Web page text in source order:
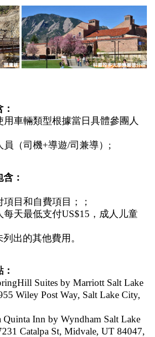
用車輛類型根據當日具體參團人
員（司機+導遊/司兼導）;
：
目和自費項目；；
每天最低支付US$15，成人儿童
出的其他費用。
Suites by Marriott Salt Lake
Wiley Post Way, Salt Lake City,
Inn by Wyndham Salt Lake
Catalpa St, Midvale, UT 84047,